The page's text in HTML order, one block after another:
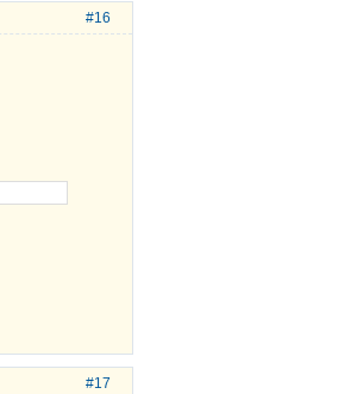
#16
#17